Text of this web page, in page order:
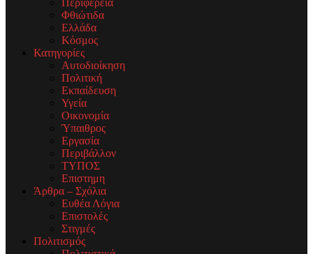
Περιφέρεια
Φθιώτιδα
Ελλάδα
Κόσμος
Κατηγορίες
Αυτοδιοίκηση
Πολιτική
Εκπαίδευση
Υγεία
Οικονομία
Ύπαιθρος
Εργασία
Περιβάλλον
ΤΥΠΟΣ
Επιστημη
Άρθρα – Σχόλια
Ευθέα Λόγια
Επιστολές
Στιγμές
Πολιτισμός